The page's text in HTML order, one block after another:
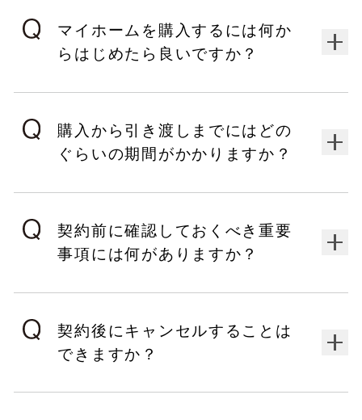
マイホームを購入するには何か
らはじめたら良いですか？
購入から引き渡しまでにはどの
ぐらいの期間がかかりますか？
契約前に確認しておくべき重要
事項には何がありますか？
契約後にキャンセルすることは
できますか？